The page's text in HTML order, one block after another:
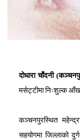
दोधारा चाँदनी(
मसेट्टीमानिःशुल्क
कञ्चनपुरस्थित
सहयोगमा जिल्लाको